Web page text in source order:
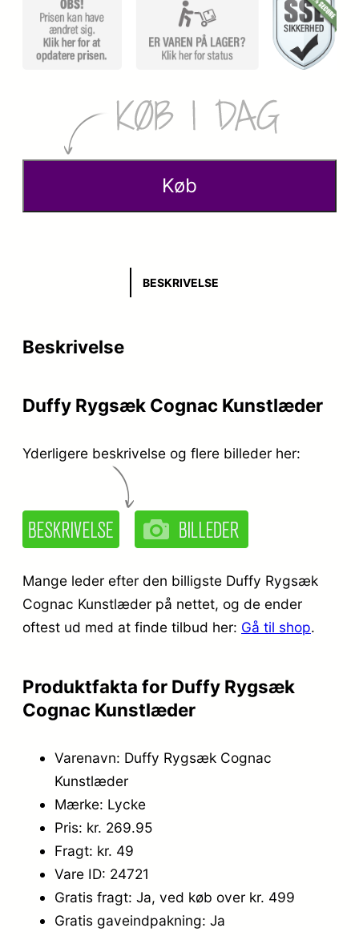
n
g
s
a
r
k
r
.
3
9
9
5
.
u
e
p
r
.
2
6
9
,
9
.
Køb
BESKRIVELSE
Beskrivelse
Duffy Rygsæk Cognac Kunstlæder
Yderligere beskrivelse og flere billeder her:
Mange leder efter den billigste Duffy Rygsæk
Cognac Kunstlæder på nettet, og de ender
oftest ud med at finde tilbud her: Gå til shop.
Produktfakta for Duffy Rygsæk
Cognac Kunstlæder
Varenavn: Duffy Rygsæk Cognac
Kunstlæder
Mærke: Lycke
Pris: kr. 269.95
Fragt: kr. 49
Vare ID: 24721
Gratis fragt: Ja, ved køb over kr. 499
Gratis gaveindpakning: Ja